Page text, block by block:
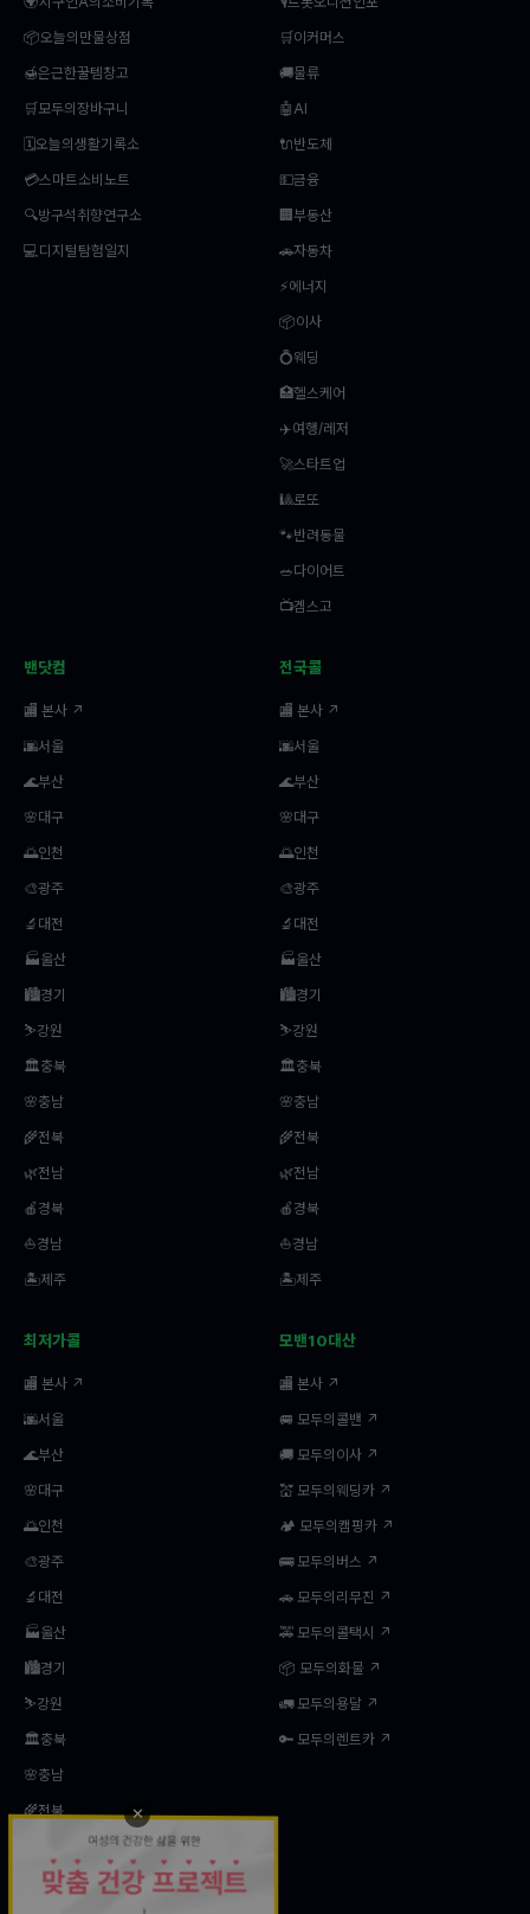
📦오늘의만물상점
🍯은근한꿀템창고
🛒모두의장바구니
🗓️오늘의생활기록소
💳스마트소비노트
🔍방구석취향연구소
💻디지털탐험일지
🛒이커머스
🚚물류
🤖AI
🔌반도체
💵금융
🏢부동산
🚗자동차
⚡에너지
📦이사
💍웨딩
🏥헬스케어
✈️여행/레저
🚀스타트업
🎱로또
🐾반려동물
🥗다이어트
📺겜스고
밴닷컴
🏬 본사 ↗
🌆서울
🌊부산
🌸대구
🌅인천
🎨광주
🔬대전
🏭울산
🏙️경기
⛷️강원
🏛️충북
🌸충남
🌾전북
🌿전남
🍎경북
⛵경남
🏝️제주
전국콜
🏬 본사 ↗
🌆서울
🌊부산
🌸대구
🌅인천
🎨광주
🔬대전
🏭울산
🏙️경기
⛷️강원
🏛️충북
🌸충남
🌾전북
🌿전남
🍎경북
⛵경남
🏝️제주
최저가콜
🏬 본사 ↗
🌆서울
🌊부산
🌸대구
🌅인천
🎨광주
🔬대전
🏭울산
🏙️경기
⛷️강원
🏛️충북
🌸충남
🌾전북
🍎경북
모밴10대산
🏬 본사 ↗
🚐 모두의콜밴 ↗
🚚 모두의이사 ↗
💒 모두의웨딩카 ↗
🏕️ 모두의캠핑카 ↗
🚌 모두의버스 ↗
🚗 모두의리무진 ↗
🚕 모두의콜택시 ↗
📦 모두의화물 ↗
🚛 모두의용달 ↗
🔑 모두의렌트카 ↗
✕